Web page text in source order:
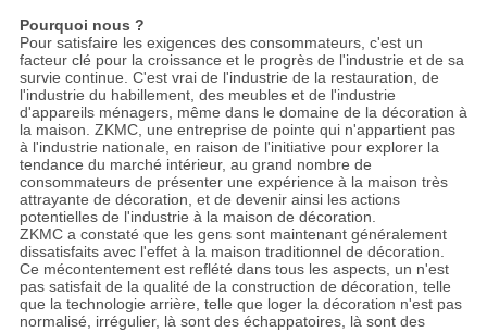
Pourquoi nous ?
Pour satisfaire les exigences des consommateurs, c'est un
facteur clé pour la croissance et le progrès de l'industrie et de sa
survie continue. C'est vrai de l'industrie de la restauration, de
l'industrie du habillement, des meubles et de l'industrie
d'appareils ménagers, même dans le domaine de la décoration à
la maison. ZKMC, une entreprise de pointe qui n'appartient pas
à l'industrie nationale, en raison de l'initiative pour explorer la
tendance du marché intérieur, au grand nombre de
consommateurs de présenter une expérience à la maison très
attrayante de décoration, et de devenir ainsi les actions
potentielles de l'industrie à la maison de décoration.
ZKMC a constaté que les gens sont maintenant généralement
dissatisfaits avec l'effet à la maison traditionnel de décoration.
Ce mécontentement est reflété dans tous les aspects, un n'est
pas satisfait de la qualité de la construction de décoration, telle
que la technologie arrière, telle que loger la décoration n'est pas
normalisé, irrégulier, là sont des échappatoires, là sont des